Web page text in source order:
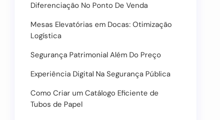
Diferenciação No Ponto De Venda
Mesas Elevatórias em Docas: Otimização
Logística
Segurança Patrimonial Além Do Preço
Experiência Digital Na Segurança Pública
Como Criar um Catálogo Eficiente de
Tubos de Papel